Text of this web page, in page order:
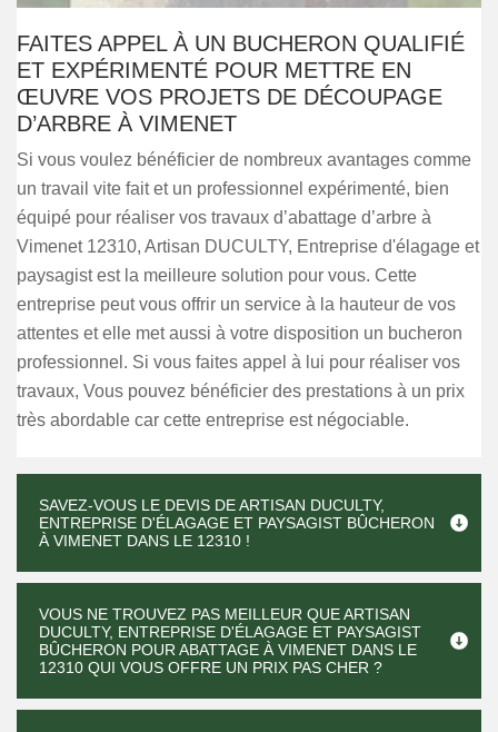
FAITES APPEL À UN BUCHERON QUALIFIÉ
ET EXPÉRIMENTÉ POUR METTRE EN
ŒUVRE VOS PROJETS DE DÉCOUPAGE
D’ARBRE À VIMENET
Si vous voulez bénéficier de nombreux avantages comme
un travail vite fait et un professionnel expérimenté, bien
équipé pour réaliser vos travaux d’abattage d’arbre à
Vimenet 12310, Artisan DUCULTY, Entreprise d'élagage et
paysagist est la meilleure solution pour vous. Cette
entreprise peut vous offrir un service à la hauteur de vos
attentes et elle met aussi à votre disposition un bucheron
professionnel. Si vous faites appel à lui pour réaliser vos
travaux, Vous pouvez bénéficier des prestations à un prix
très abordable car cette entreprise est négociable.
SAVEZ-VOUS LE DEVIS DE ARTISAN DUCULTY,
ENTREPRISE D'ÉLAGAGE ET PAYSAGIST BÛCHERON
À VIMENET DANS LE 12310 !
VOUS NE TROUVEZ PAS MEILLEUR QUE ARTISAN
DUCULTY, ENTREPRISE D'ÉLAGAGE ET PAYSAGIST
BÛCHERON POUR ABATTAGE À VIMENET DANS LE
12310 QUI VOUS OFFRE UN PRIX PAS CHER ?